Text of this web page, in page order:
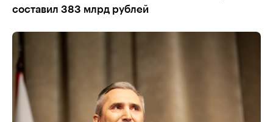
составил 383 млрд рублей